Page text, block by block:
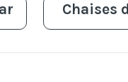
Chaises